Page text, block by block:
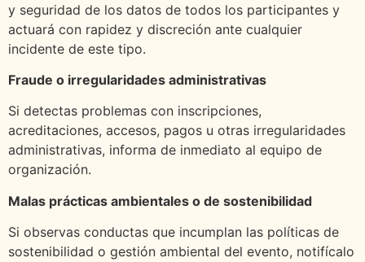
y seguridad de los datos de todos los participantes y
actuará con rapidez y discreción ante cualquier
incidente de este tipo.
Fraude o irregularidades administrativas
Si detectas problemas con inscripciones,
acreditaciones, accesos, pagos u otras irregularidades
administrativas, informa de inmediato al equipo de
organización.
Malas prácticas ambientales o de sostenibilidad
Si observas conductas que incumplan las políticas de
sostenibilidad o gestión ambiental del evento, notifícalo